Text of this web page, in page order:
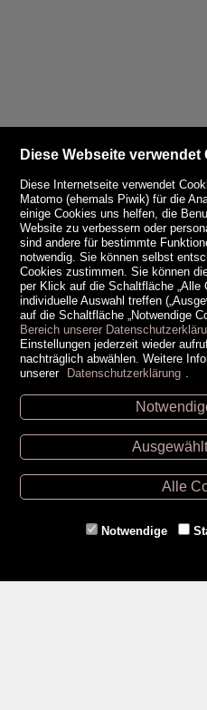
Unsere
Retz -
Hollabrunn -
Eggenburg -
Gmünd -
Diese Webseite verwendet
Diese Internetseite verwendet
Matomo (ehemals Piwik) für die
einige Cookies uns helfen, die
Website zu verbessern oder
sind andere für bestimmte
notwendig. Sie können selbst
Cookies zustimmen. Sie können
per Klick auf die Schaltfläche „Alle
individuelle Auswahl treffen
auf die Schaltfläche „Notwendige
Bereich unserer
Einstellungen jederzeit wieder
nachträglich abwählen. Weitere
unserer Datenschutzerklärung
Alle
Notwendige